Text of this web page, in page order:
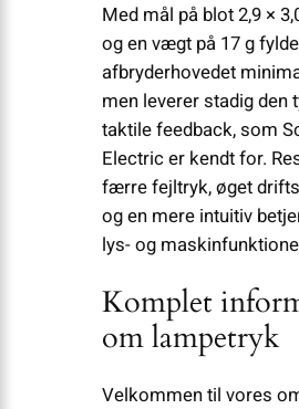
Med mål på blot 2,9 ×
og en vægt på 17 g
afbryderhovedet
men leverer stadig den
taktile feedback, som
Electric er kendt for.
færre fejltryk, øget
og en mere intuitiv
lys- og
Komplet
om lampetryk
Velkommen til vores